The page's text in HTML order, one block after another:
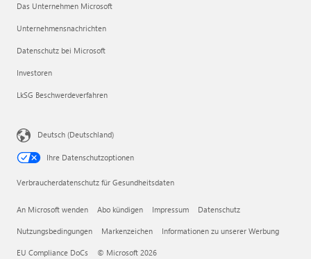
Das Unternehmen Microsoft
Unternehmensnachrichten
Datenschutz bei Microsoft
Investoren
LkSG Beschwerdeverfahren
Deutsch (Deutschland)
Ihre Datenschutzoptionen
Verbraucherdatenschutz für Gesundheitsdaten
An Microsoft wenden Abo kündigen Impressum Datenschutz
Nutzungsbedingungen Markenzeichen Informationen zu unserer Werbung
EU Compliance DoCs © Microsoft 2026